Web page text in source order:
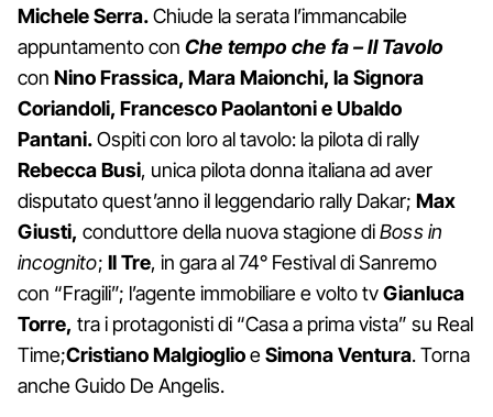
Michele Serra.Chiude la serata l’immancabile
appuntamento con Che tempo che fa – Il Tavolo
con Nino Frassica, Mara Maionchi, la Signora
Coriandoli, Francesco Paolantoni e Ubaldo
Pantani.Ospiti con loro al tavolo: la pilota di rally
Rebecca Busi, unica pilota donna italiana ad aver
disputato quest’anno il leggendario rally Dakar; Max
Giusti, conduttore della nuova stagione diBoss in
incognito; Il Tre, in gara al 74° Festival di Sanremo
con “Fragili”; l’agente immobiliare e volto tvGianluca
Torre, tra i protagonisti di “Casa a prima vista” su Real
Time;Cristiano MalgioglioeSimona Ventura. Torna
anche Guido De Angelis.